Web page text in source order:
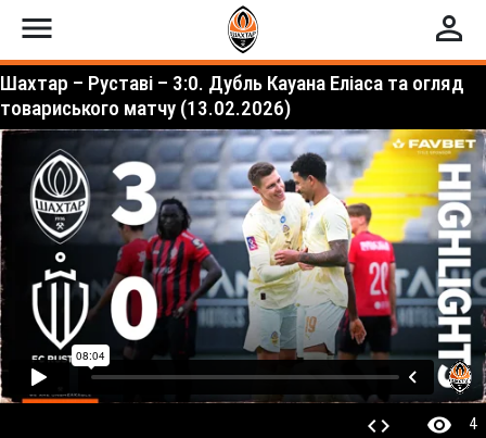
menu perm_identity
Шахтар – Руставі – 3:0. Дубль Кауана Еліаса та огляд
товариського матчу (13.02.2026)
code visibility 4